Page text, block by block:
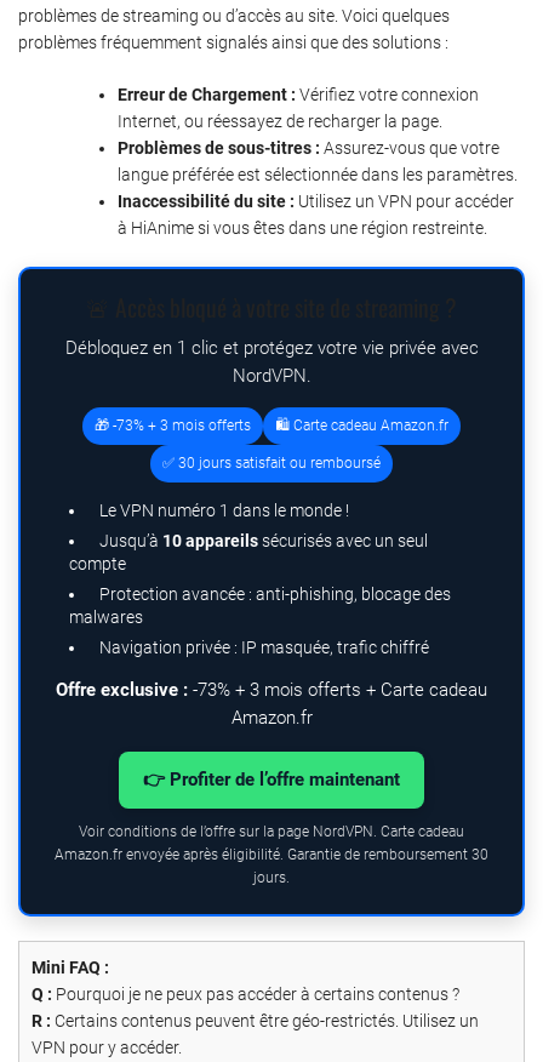
problèmes de streaming ou d’accès au site. Voici quelques
problèmes fréquemment signalés ainsi que des solutions :
Erreur de Chargement : Vérifiez votre connexion
Internet, ou réessayez de recharger la page.
Problèmes de sous-titres : Assurez-vous que votre
langue préférée est sélectionnée dans les paramètres.
Inaccessibilité du site : Utilisez un VPN pour accéder
à HiAnime si vous êtes dans une région restreinte.
Débloquez en 1 clic et protégez votre vie privée avec
NordVPN.
🎁 -73% + 3 mois offerts 🛍️ Carte cadeau Amazon.fr
✅ 30 jours satisfait ou remboursé
Le VPN numéro 1 dans le monde !
Jusqu’à 10 appareilssécurisés avec un seul
compte
Protection avancée : anti-phishing, blocage des
malwares
Navigation privée : IP masquée, trafic chiffré
Offre exclusive : -73% + 3 mois offerts + Carte cadeau
Amazon.fr
👉 Profiter de l’offre maintenant
Voir conditions de l’offre sur la page NordVPN. Carte cadeau
Amazon.fr envoyée après éligibilité. Garantie de remboursement 30
jours.
Mini FAQ :
Q : Pourquoi je ne peux pas accéder à certains contenus ?
R : Certains contenus peuvent être géo-restrictés. Utilisez un
VPN pour y accéder.